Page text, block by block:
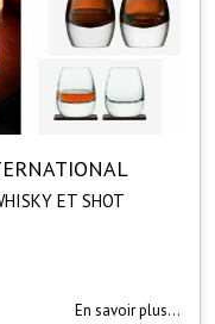
ET SHOT
En savoir plus...